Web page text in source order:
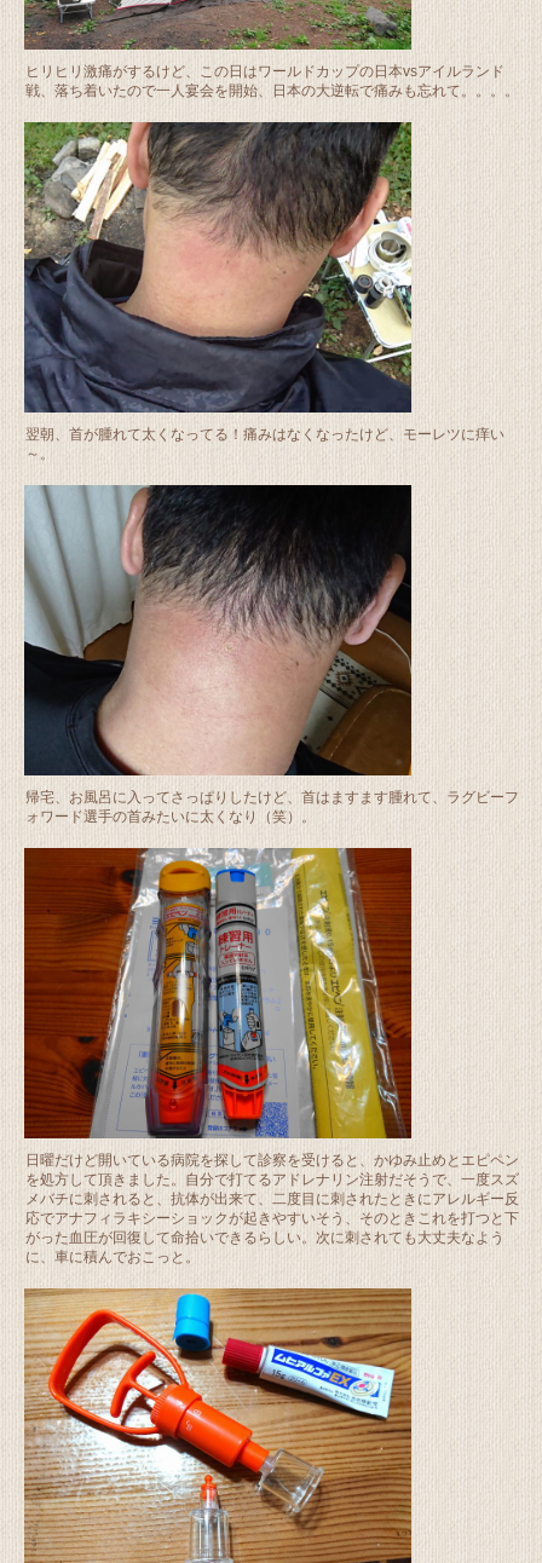
ヒリヒリ激痛がするけど、この日はワールドカップの日本vsアイルランド
戦、落ち着いたので一人宴会を開始、日本の大逆転で痛みも忘れて。。。。
翌朝、首が腫れて太くなってる！痛みはなくなったけど、モーレツに痒い
～。
帰宅、お風呂に入ってさっぱりしたけど、首はますます腫れて、ラグビーフ
ォワード選手の首みたいに太くなり（笑）。
日曜だけど開いている病院を探して診察を受けると、かゆみ止めとエピペン
を処方して頂きました。自分で打てるアドレナリン注射だそうで、一度スズ
メバチに刺されると、抗体が出来て、二度目に刺されたときにアレルギー反
応でアナフィラキシーショックが起きやすいそう、そのときこれを打つと下
がった血圧が回復して命拾いできるらしい。次に刺されても大丈夫なよう
に、車に積んでおこっと。